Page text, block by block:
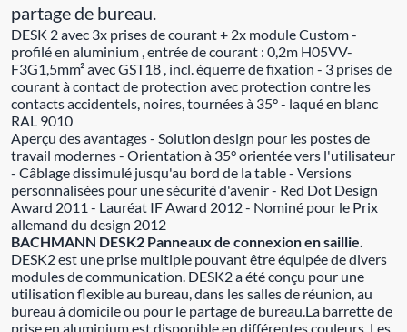
partage de bureau.
DESK 2 avec 3x prises de courant + 2x module Custom -
profilé en aluminium , entrée de courant : 0,2m H05VV-
F3G1,5mm² avec GST18 , incl. équerre de fixation - 3 prises de
courant à contact de protection avec protection contre les
contacts accidentels, noires, tournées à 35° - laqué en blanc
RAL 9010
Aperçu des avantages - Solution design pour les postes de
travail modernes - Orientation à 35° orientée vers l'utilisateur
- Câblage dissimulé jusqu'au bord de la table - Versions
personnalisées pour une sécurité d'avenir - Red Dot Design
Award 2011 - Lauréat IF Award 2012 - Nominé pour le Prix
allemand du design 2012
BACHMANN DESK2 Panneaux de connexion en saillie.
DESK2 est une prise multiple pouvant être équipée de divers
modules de communication. DESK2 a été conçu pour une
utilisation flexible au bureau, dans les salles de réunion, au
bureau à domicile ou pour le partage de bureau.La barrette de
prise en aluminium est disponible en différentes couleurs. Les